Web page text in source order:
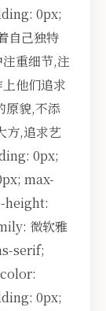
0px;
自己独特
重细节,注
他们追求
原貌,不添
方,追求艺
0px;
max-
height:
微软雅
serif;
0px;